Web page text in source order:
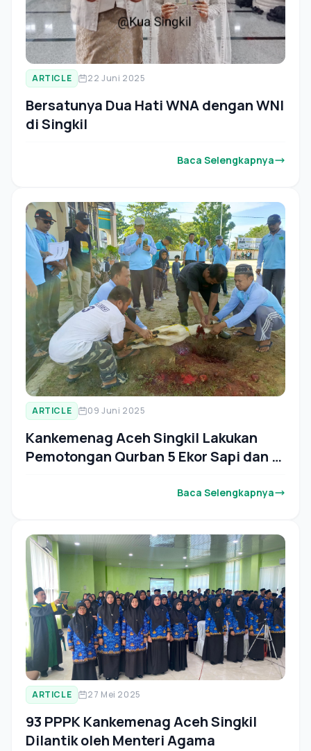
ARTICLE 22 Juni 2025
Bersatunya Dua Hati WNA dengan WNI
di Singkil
Baca Selengkapnya
ARTICLE 09 Juni 2025
Kankemenag Aceh Singkil Lakukan
Pemotongan Qurban 5 Ekor Sapi dan 5
Baca Selengkapnya
ARTICLE 27 Mei 2025
93 PPPK Kankemenag Aceh Singkil
Dilantik oleh Menteri Agama